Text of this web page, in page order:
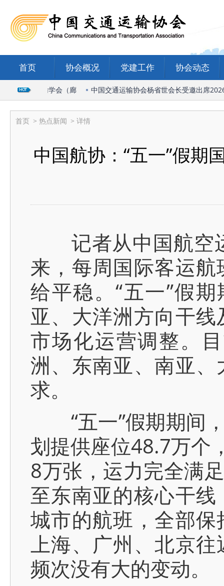
首页 协会概况 党建工作 协会动态
流与运输学会（廊 中国交通运输协会杨省世会长受邀出席2026广
首页 > 热点新闻 > 详情
中国航协：“五一”假期
记者从中国航空运
来，每周国际客运
给平稳。“五一”假
亚、大洋洲方向干
市场化运营调整。
洲、东南亚、南亚
求。
“五一”假期期间，
划提供座位48.7万个
8万张，运力完全满
至东南亚的核心干
城市的航班，全部
上海、广州、北京
频次没有大的变动。